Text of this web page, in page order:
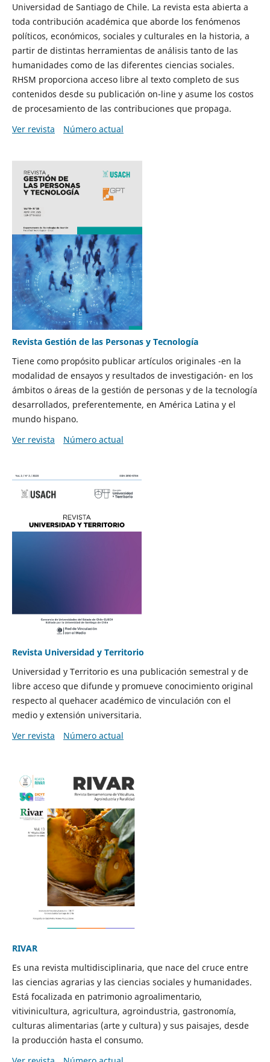
Universidad de Santiago de Chile. La revista esta abierta a
toda contribución académica que aborde los fenómenos
políticos, económicos, sociales y culturales en la historia, a
partir de distintas herramientas de análisis tanto de las
humanidades como de las diferentes ciencias sociales.
RHSM proporciona acceso libre al texto completo de sus
contenidos desde su publicación on-line y asume los costos
de procesamiento de las contribuciones que propaga.
Ver revista
Número actual
Revista Gestión de las Personas y Tecnología
Tiene como propósito publicar artículos originales -en la
modalidad de ensayos y resultados de investigación- en los
ámbitos o áreas de la gestión de personas y de la tecnología
desarrollados, preferentemente, en América Latina y el
mundo hispano.
Ver revista
Número actual
Revista Universidad y Territorio
Universidad y Territorio es una publicación semestral y de
libre acceso que difunde y promueve conocimiento original
respecto al quehacer académico de vinculación con el
medio y extensión universitaria.
Ver revista
Número actual
RIVAR
Es una revista multidisciplinaria, que nace del cruce entre
las ciencias agrarias y las ciencias sociales y humanidades.
Está focalizada en patrimonio agroalimentario,
vitivinicultura, agricultura, agroindustria, gastronomía,
culturas alimentarias (arte y cultura) y sus paisajes, desde
la producción hasta el consumo.